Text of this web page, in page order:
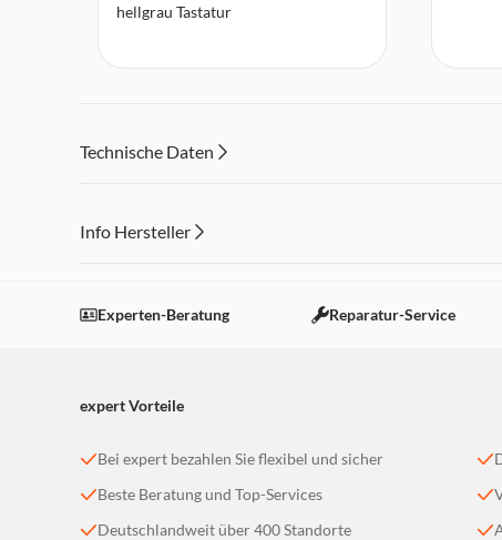
hellgrau Tastatur
Technische Daten
Info Hersteller
Einstellungen anpassen
Experten-Beratung Reparatur-Service
expert Vorteile
Bei expert bezahlen Sie flexibel und sicher
Beste Beratung und Top-Services
Deutschlandweit über 400 Standorte